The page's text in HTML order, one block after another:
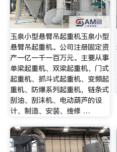
玉泉小型悬臂吊起重机玉泉小型
悬臂吊起重机。公司注册固定资
产一亿一千一百万元。主要从事
单梁起重机、双梁起重机、门式
起重机、抓斗式起重机、变频起
重机、防爆系列起重机，链条式
刮油、刮沫机、电动葫芦的设
计、制造、安装、维修 …